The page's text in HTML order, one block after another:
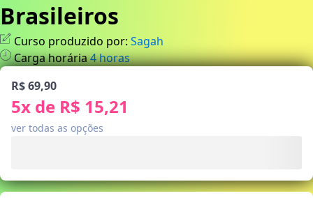
Brasileiros
Curso produzido por: Sagah
Carga horária4horas
R$ 69,90
5x de R$ 15,21
ver todas as opções